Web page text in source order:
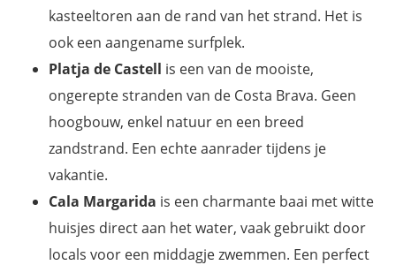
kasteeltoren aan de rand van het strand. Het is
ook een aangename surfplek.
Platja de Castell is een van de mooiste,
ongerepte stranden van de Costa Brava. Geen
hoogbouw, enkel natuur en een breed
zandstrand. Een echte aanrader tijdens je
vakantie.
Cala Margarida is een charmante baai met witte
huisjes direct aan het water, vaak gebruikt door
locals voor een middagje zwemmen. Een perfect